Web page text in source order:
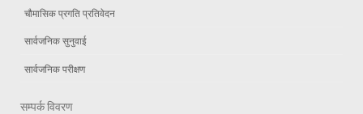
चौमासिक प्रगति प्रतिवेदन
सार्वजनिक सुनुवाई
सार्वजनिक परीक्षण
सम्पर्क विवरण